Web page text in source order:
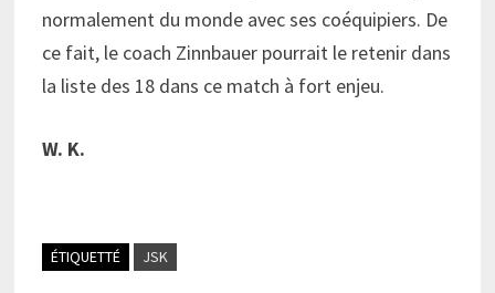
normalement du monde avec ses coéquipiers. De
ce fait, le coach Zinnbauer pourrait le retenir dans
la liste des 18 dans ce match à fort enjeu.
W. K.
ÉTIQUETTÉ JSK